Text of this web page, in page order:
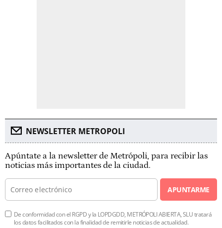
NEWSLETTER METROPOLI
Apúntate a la newsletter de Metrópoli, para recibir las
noticias más importantes de la ciudad.
APUNTARME
De conformidad con el RGPD y la LOPDGDD, METRÓPOLI ABIERTA, SLU tratará
los datos facilitados con la finalidad de remitirle noticias de actualidad.